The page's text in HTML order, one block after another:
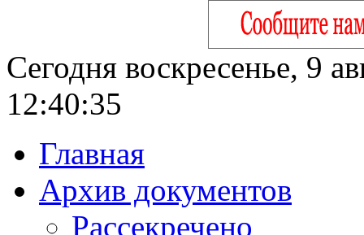
Сегодня воскресенье, 9
12:40:36
Главная
Архив документов
Рассекречено